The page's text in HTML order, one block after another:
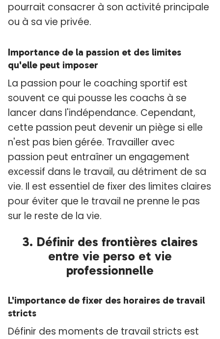
pourrait consacrer à son activité principale
ou à sa vie privée.
Importance de la passion et des limites
qu'elle peut imposer
La passion pour le coaching sportif est
souvent ce qui pousse les coachs à se
lancer dans l'indépendance. Cependant,
cette passion peut devenir un piège si elle
n'est pas bien gérée. Travailler avec
passion peut entraîner un engagement
excessif dans le travail, au détriment de sa
vie. Il est essentiel de fixer des limites claires
pour éviter que le travail ne prenne le pas
sur le reste de la vie.
3. Définir des frontières claires
entre vie perso et vie
professionnelle
L'importance de fixer des horaires de travail
stricts
Définir des moments de travail stricts est